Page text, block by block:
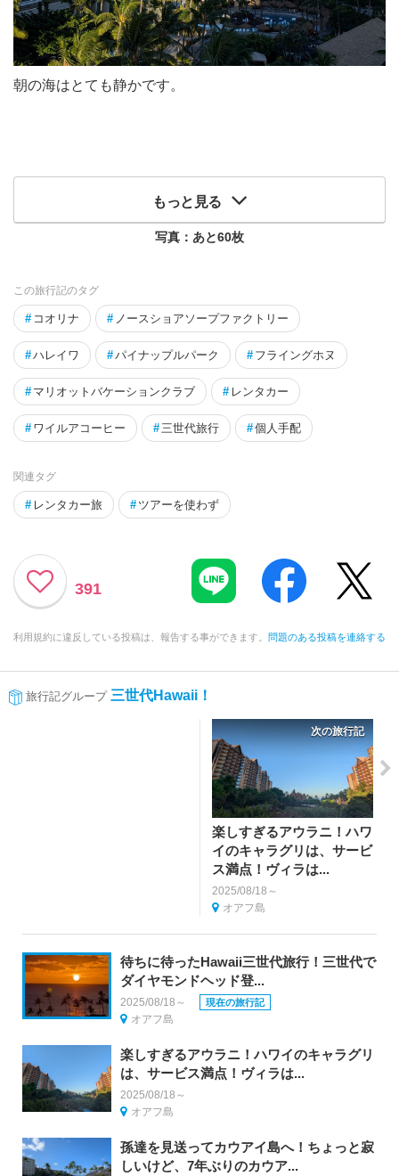
朝の海はとても静かです。
もっと見る
写真：あと60枚
この旅行記のタグ
# コオリナ # ノースショアソープファクトリー
#ハレイワ #パイナップルパーク # フライングホヌ
# マリオットバケーションクラブ # レンタカー
# ワイルアコーヒー #三世代旅行 #個人手配
関連タグ
# レンタカー旅 # ツアーを使わず
391
利用規約に違反している投稿は、報告する事ができます。 問題のある投稿を連絡する
旅行記グループ 三世代Hawaii！
次の旅行記
楽しすぎるアウラニ！ハワ
イのキャラグリは、サービ
ス満点！ヴィラは...
2025/08/18～
オアフ島
待ちに待ったHawaii三世代旅行！三世代で
ダイヤモンドヘッド登...
2025/08/18～ 現在の旅行記
オアフ島
楽しすぎるアウラニ！ハワイのキャラグリ
は、サービス満点！ヴィラは...
2025/08/18～
オアフ島
孫達を見送ってカウアイ島へ！ちょっと寂
しいけど、7年ぶりのカウア...